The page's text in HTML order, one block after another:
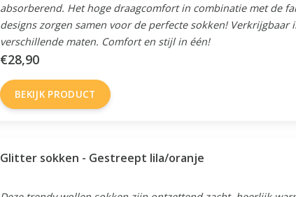
absorberend. Het hoge draagcomfort in combinatie met de
designs zorgen samen voor de perfecte sokken! Verkrijgbaar
verschillende maten. Comfort en stijl in één!
€28,90
BEKIJK PRODUCT
Glitter sokken - Gestreept lila/oranje